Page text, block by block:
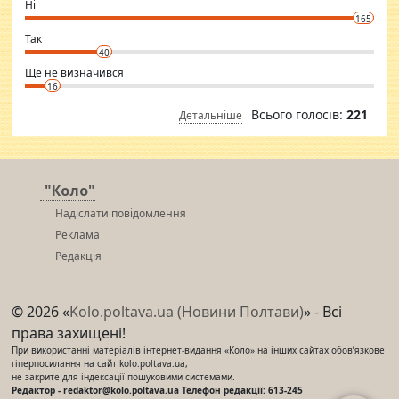
conscious in order to keep yourself fit and regularly go to the health
club.
⇒ sakshimirchandani.com
Ні
165
Так
40
Ще не визначився
16
Детальніше Всього голосів: 221
"Коло"
Надіслати повідомлення
Реклама
Редакція
© 2026 «Kolo.poltava.ua (Новини Полтави)» - Всі
права захищені!
При використанні матеріалів інтернет-видання «Коло» на інших сайтах обов’язкове
гіперпосилання на сайт kolo.poltava.ua,
не закрите для індексації пошуковими системами.
Редактор - redaktor@kolo.poltava.ua Телефон редакції: 613-245